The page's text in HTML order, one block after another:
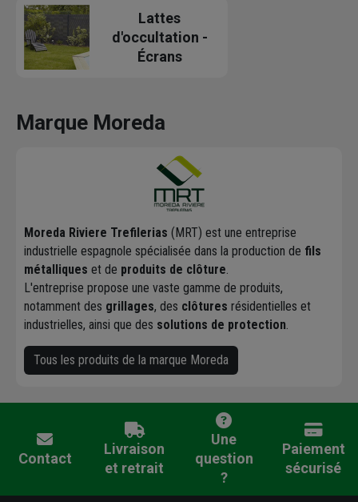
Lattes
d'occultation -
Écrans
Marque Moreda
Moreda Riviere Trefilerias (MRT) est une entreprise
industrielle espagnole spécialisée dans la production de fils
métalliques et de produits de clôture.
L'entreprise propose une vaste gamme de produits,
notamment des grillages, des clôtures résidentielles et
industrielles, ainsi que des solutions de protection.
Tous les produits de la marque Moreda
Contact
Livraison
et retrait
Une
question
?
Paiement
sécurisé